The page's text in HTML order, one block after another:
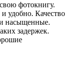
фотокнигу.
удобно. Качество
и насыщенные.
задержек.